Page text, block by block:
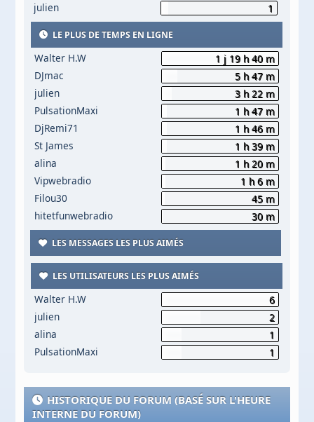
julien 1
LE PLUS DE TEMPS EN LIGNE
Walter H.W
1 j 19 h 40 m
DJmac
5 h 47 m
julien
3 h 22 m
PulsationMaxi
1 h 47 m
DjRemi71
1 h 46 m
St James
1 h 39 m
alina
1 h 20 m
Vipwebradio
1 h 6 m
Filou30
45 m
hitetfunwebradio
30 m
LES MESSAGES LES PLUS AIMÉS
LES UTILISATEURS LES PLUS AIMÉS
Walter H.W
6
julien
2
alina
1
PulsationMaxi
1
HISTORIQUE DU FORUM (BASÉ SUR L'HEURE
INTERNE DU FORUM)